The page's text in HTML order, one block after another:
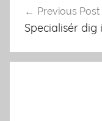
Previous Post
Specialisér